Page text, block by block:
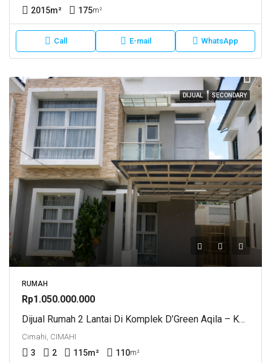
2015m² 175m²
Call E-mail WhatsApp
DIJUAL SECONDARY
RUMAH
Rp1.050.000.000
Dijual Rumah 2 Lantai Di Komplek D’Green Aqila – Kolonel Masturi, Cimahi
Cimahi, CIMAHI
3 2 115m² 110m²